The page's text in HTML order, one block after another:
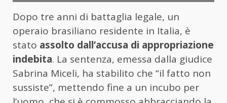
Dopo tre anni di battaglia legale, un
operaio brasiliano residente in Italia, è
stato assolto dall’accusa di appropriazione
indebita. La sentenza, emessa dalla giudice
Sabrina Miceli, ha stabilito che “il fatto non
sussiste”, mettendo fine a un incubo per